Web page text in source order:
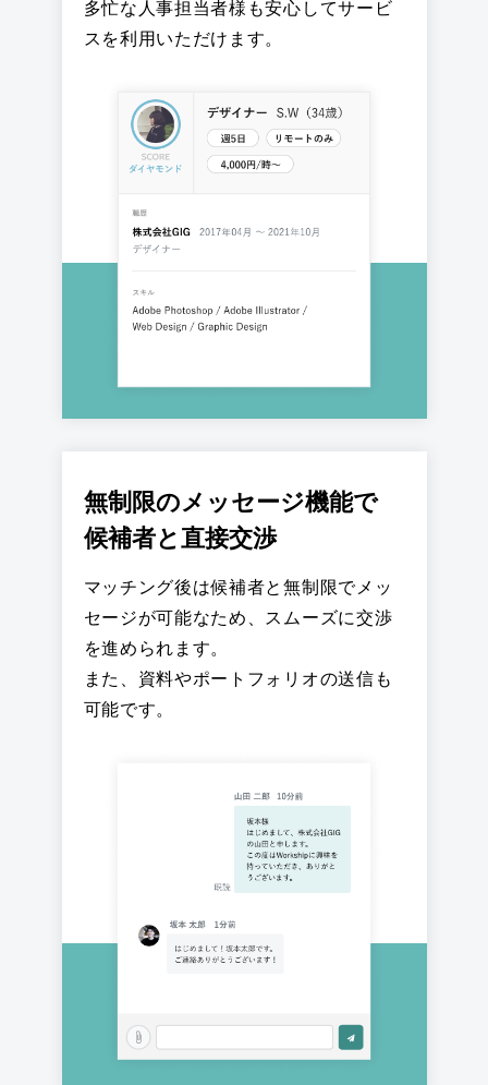
多忙な人事担当者様も安心してサービ
スを利用いただけます。
無制限のメッセージ機能で
候補者と直接交渉
マッチング後は候補者と無制限でメッ
セージが可能なため、スムーズに交渉
を進められます。
また、資料やポートフォリオの送信も
可能です。